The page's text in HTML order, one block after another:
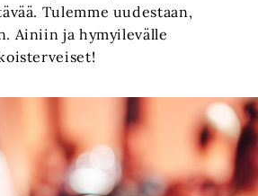
Tulemme uudestaan,
Ainiin ja hymyilevälle